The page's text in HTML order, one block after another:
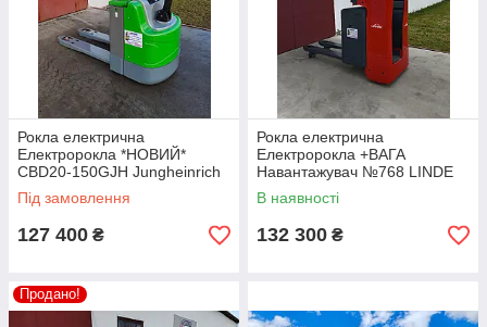
Рокла електрична
Електророкла *НОВИЙ*
CBD20-150GJH Jungheinrich
2t
Під замовлення
127 400 ₴
Рокла електрична
Електророкла +ВАГА
Навантажувач №768 LINDE
T20SF
В наявності
132 300 ₴
Продано!